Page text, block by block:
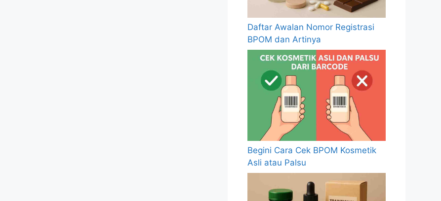
Daftar Awalan Nomor Registrasi
BPOM dan Artinya
Begini Cara Cek BPOM Kosmetik
Asli atau Palsu